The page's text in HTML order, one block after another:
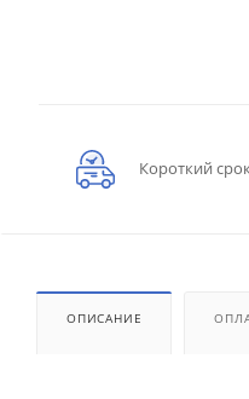
Короткий
ОПИСАНИЕ